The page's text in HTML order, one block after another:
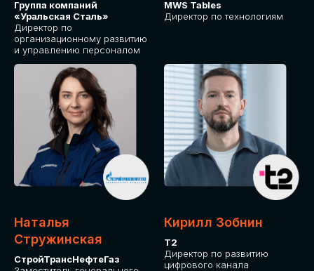
Группа компаний
«Уральская Сталь»
Директор по
организационному развитию
и управлению персоналом
MWS Tables
Директор по технологиям
Наталья
Стружинская
СтройТрансНефтеГаз
Кирилл Зобнин
Т2
Директор по развитию
цифрового канала
Приглашаем стать спикером GLOBAL
TECH FORUM и поделиться своим
опытом и экспертизой. Будем рады
сотрудничеству!
СТАТЬ
СПИКЕРОМ
IT Solutions for Business